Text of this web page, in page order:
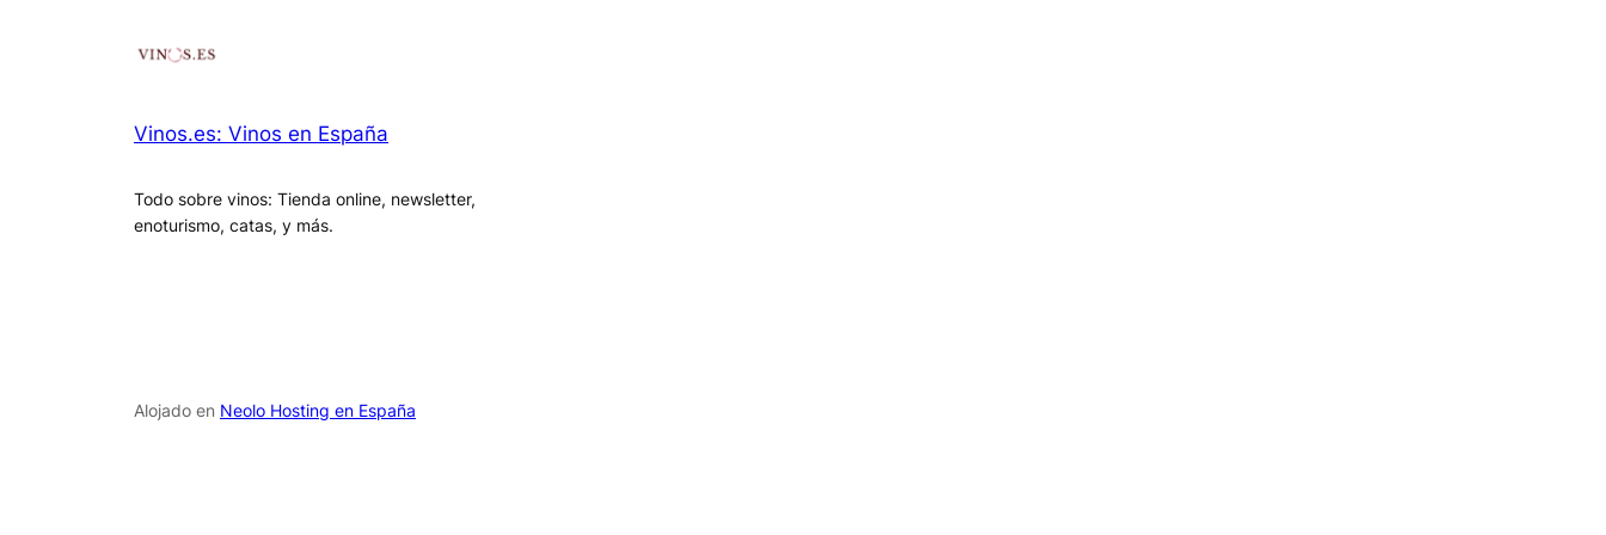
Vinos.es: Vinos en España
Todo sobre vinos: Tienda online, newsletter,
enoturismo, catas, y más.
Alojado en Neolo Hosting en España